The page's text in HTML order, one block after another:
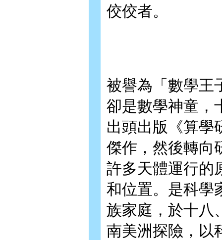
佼佼者。
被譽為「數學王
卻是數學神童，
出頭出版《算學
傑作，然後轉向
許多天體運行的
和位置。是科學
族家庭，於十八
南美洲探險，以